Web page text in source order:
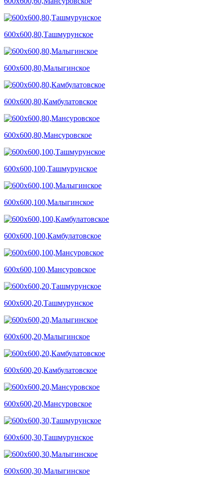
600х600,80,Ташмурунское
600х600,80,Малыгинское
600х600,80,Камбулатовское
600х600,80,Мансуровское
600х600,100,Ташмурунское
600х600,100,Малыгинское
600х600,100,Камбулатовское
600х600,100,Мансуровское
600х600,20,Ташмурунское
600х600,20,Малыгинское
600х600,20,Камбулатовское
600х600,20,Мансуровское
600х600,30,Ташмурунское
600х600,30,Малыгинское